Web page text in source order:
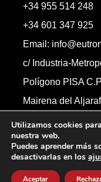
+34 955 514 248
+34 601 347 925
Email:
c/ Industria-
Polígono PISA
Mairena del
Formulario de
Todos los
Utilizamos cookies
nuestra web.
Puedes aprender más
desactivarlas en los
Aceptar